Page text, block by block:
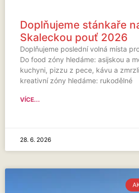
Doplňujeme stánkaře
Skaleckou pouť 2026
Doplňujeme poslední volná místa
Do food zóny hledáme: asijskou a
kuchyni, pizzu z pece, kávu a
kreativní zóny hledáme: rukodělné
VÍCE...
28. 6. 2026